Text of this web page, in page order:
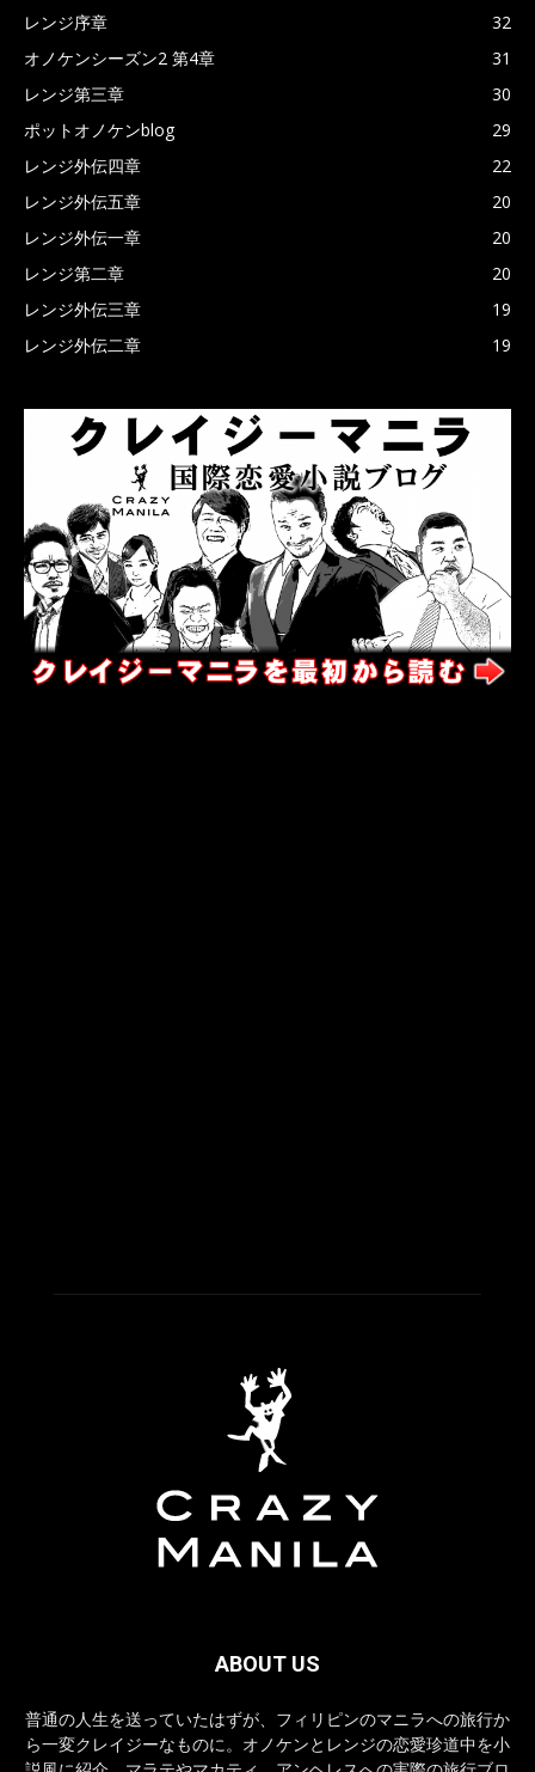
レンジ序章
32
オノケンシーズン2 第4章
31
レンジ第三章
30
ポットオノケンblog
29
レンジ外伝四章
22
レンジ外伝五章
20
レンジ外伝一章
20
レンジ第二章
20
レンジ外伝三章
19
レンジ外伝二章
19
ABOUT US
普通の人生を送っていたはずが、フィリピンのマニラへの旅行か
ら一変クレイジーなものに。オノケンとレンジの恋愛珍道中を小